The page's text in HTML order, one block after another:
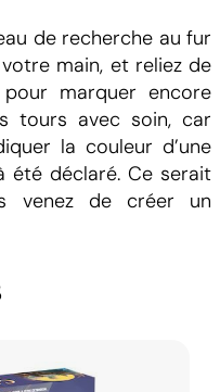
de recherche au fur
main, et reliez de
marquer encore
tours avec soin, car
la couleur d’une
déclaré. Ce serait
venez de créer un